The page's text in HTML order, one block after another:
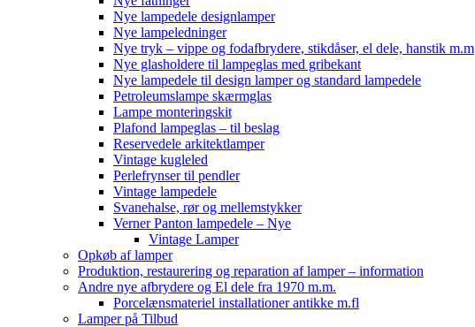
Nye lampedele designlamper
Nye lampeledninger
Nye tryk – vippe og fodafbrydere, stikdåser, el dele, hanstik m.m
Nye glasholdere til lampeglas med gribekant
Nye lampedele til design lamper og standard lampedele
Petroleumslampe skærmglas
Lampe monteringskit
Plafond lampeglas – til beslag
Reservedele arkitektlamper
Vintage kugleled
Perlefrynser til pendler
Vintage lampedele
Svanehalse, rør og mellemstykker
Verner Panton lampedele – Nye
Vintage Lamper
Opkøb af lamper
Produktion, restaurering og reparation af lamper – information
Andre nye afbrydere og El dele fra 1970 m.m.
Porcelænsmateriel installationer antikke m.fl
Lamper på Tilbud